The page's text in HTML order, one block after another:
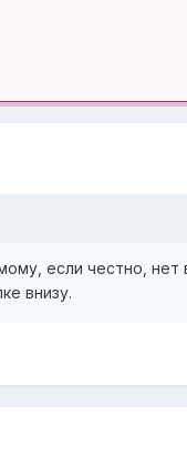
если честно,
внизу.